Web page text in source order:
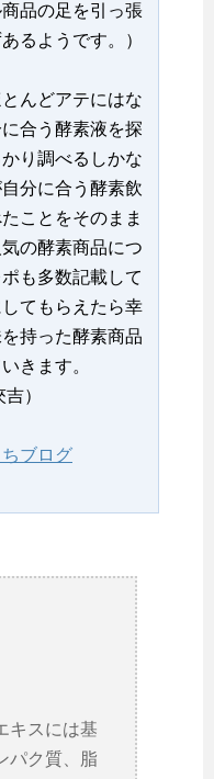
品の足を引っ張
るようです。）
んどアテにはな
合う酵素液を探
り調べるしかな
分に合う酵素飲
ことをそのまま
の酵素商品につ
も多数記載して
てもらえたら幸
持った酵素商品
きます。
）
ブログ
キスには基
パク質、脂